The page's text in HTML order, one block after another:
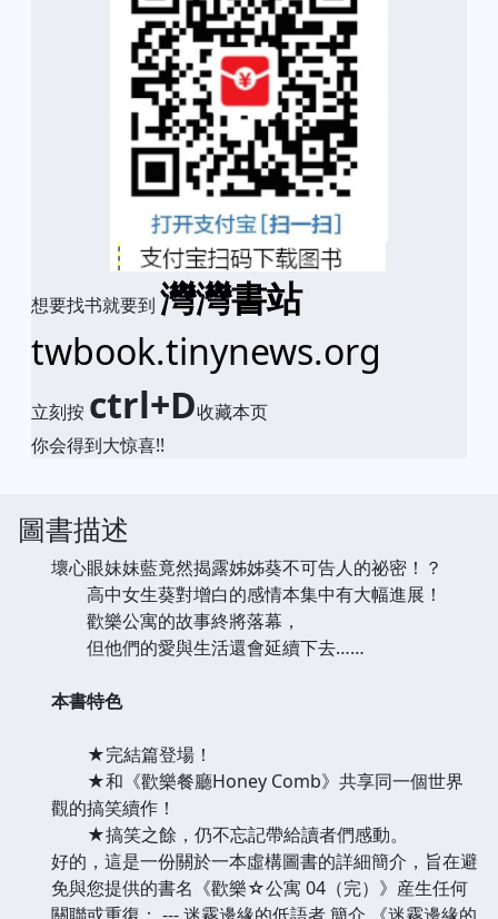
想要找书就要到 灣灣書站
twbook.tinynews.org
立刻按 ctrl+D收藏本页
你会得到大惊喜!!
圖書描述
壞心眼妹妹藍竟然揭露姊姊葵不可告人的祕密！？
高中女生葵對增白的感情本集中有大幅進展！
歡樂公寓的故事終將落幕，
但他們的愛與生活還會延續下去……
本書特色
★完結篇登場！
★和《歡樂餐廳Honey Comb》共享同一個世界
觀的搞笑續作！
★搞笑之餘，仍不忘記帶給讀者們感動。
好的，這是一份關於一本虛構圖書的詳細簡介，旨在避
免與您提供的書名《歡樂☆公寓 04（完）》産生任何